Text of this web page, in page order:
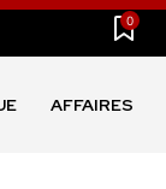
0
AFFAIRES